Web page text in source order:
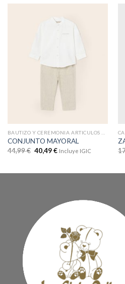
CONJUNTO MAYORAL
44,99€ 40,49€ Incluye IGIC